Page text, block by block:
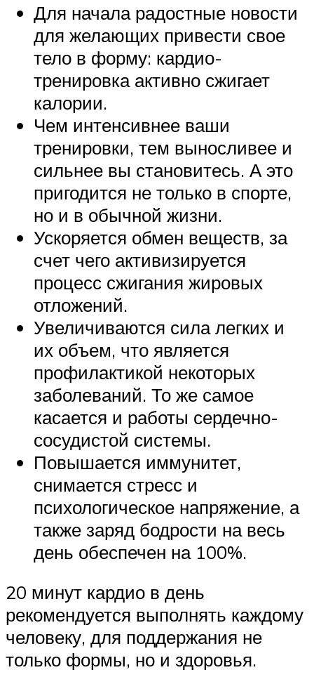
Для начала радостные новости
для желающих привести свое
тело в форму: кардио-
тренировка активно сжигает
калории.
Чем интенсивнее ваши
тренировки, тем выносливее и
сильнее вы становитесь. А это
пригодится не только в спорте,
но и в обычной жизни.
Ускоряется обмен веществ, за
счет чего активизируется
процесс сжигания жировых
отложений.
Увеличиваются сила легких и
их объем, что является
профилактикой некоторых
заболеваний. То же самое
касается и работы сердечно-
сосудистой системы.
Повышается иммунитет,
снимается стресс и
психологическое напряжение, а
также заряд бодрости на весь
день обеспечен на 100%.
20 минут кардио в день
рекомендуется выполнять каждому
человеку, для поддержания не
только формы, но и здоровья.